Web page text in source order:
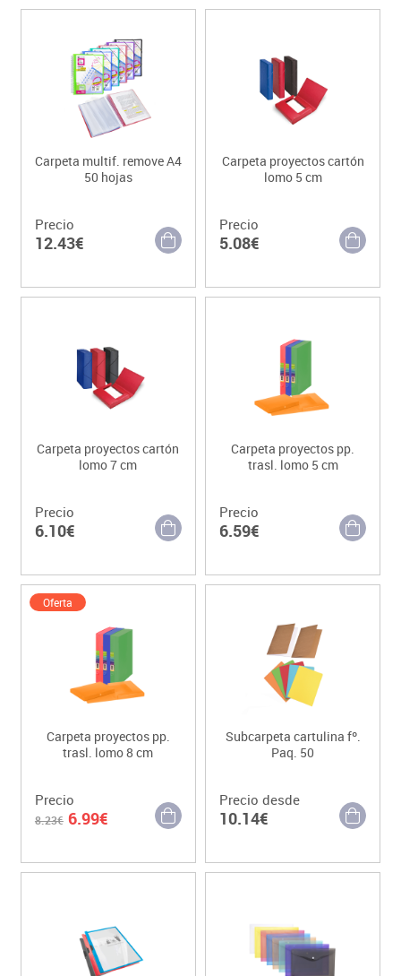
Carpeta multif. remove A4
50 hojas
Precio
12.43€
Carpeta proyectos cartón
lomo 5 cm
Precio
5.08€
Carpeta proyectos cartón
lomo 7 cm
Precio
6.10€
Carpeta proyectos pp.
trasl. lomo 5 cm
Precio
6.59€
Oferta
Carpeta proyectos pp.
trasl. lomo 8 cm
Precio
8.23€ 6.99€
Subcarpeta cartulina fº.
Paq. 50
Precio desde
10.14€